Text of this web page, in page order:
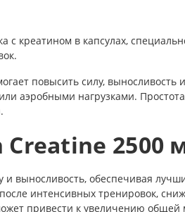
с креатином в капсулах,
повысить силу,
аэробными нагрузками.
2500
выносливость, обеспечивая
интенсивных тренировок,
привести к увеличению